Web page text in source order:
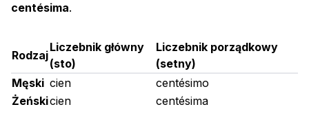
centésima.
Rodzaj
Liczebnik główny
(sto)
Liczebnik porządkowy
(setny)
Męski cien
centésimo
Żeńskicien centésima